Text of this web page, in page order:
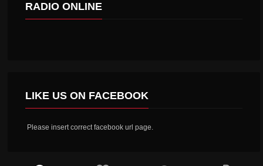
RADIO ONLINE
LIKE US ON FACEBOOK
Please insert correct facebook url page.